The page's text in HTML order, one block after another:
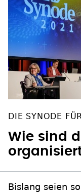
DIE SYNODE
Wie sind
Bislang seien